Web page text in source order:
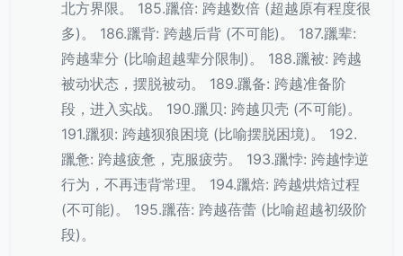
北方界限。 185.躐倍: 跨越数倍 (超越原有程度很
多)。 186.躐背: 跨越后背 (不可能)。 187.躐辈:
跨越辈分 (比喻超越辈分限制)。 188.躐被: 跨越
被动状态，摆脱被动。 189.躐备: 跨越准备阶
段，进入实战。 190.躐贝: 跨越贝壳 (不可能)。
191.躐狈: 跨越狈狼困境 (比喻摆脱困境)。 192.
躐惫: 跨越疲惫，克服疲劳。 193.躐悖: 跨越悖逆
行为，不再违背常理。 194.躐焙: 跨越烘焙过程
(不可能)。 195.躐蓓: 跨越蓓蕾 (比喻超越初级阶
段)。